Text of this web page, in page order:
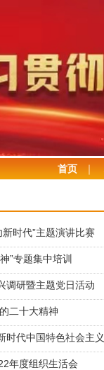
首页 ｜
时代”主题演讲比赛
”专题集中培训
调研暨主题党日活动
二十大精神
代中国特色社会主
年度组织生活会